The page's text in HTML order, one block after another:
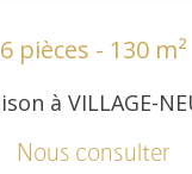
6 pièces - 130 m²
à VILLAGE-
Nous consulter